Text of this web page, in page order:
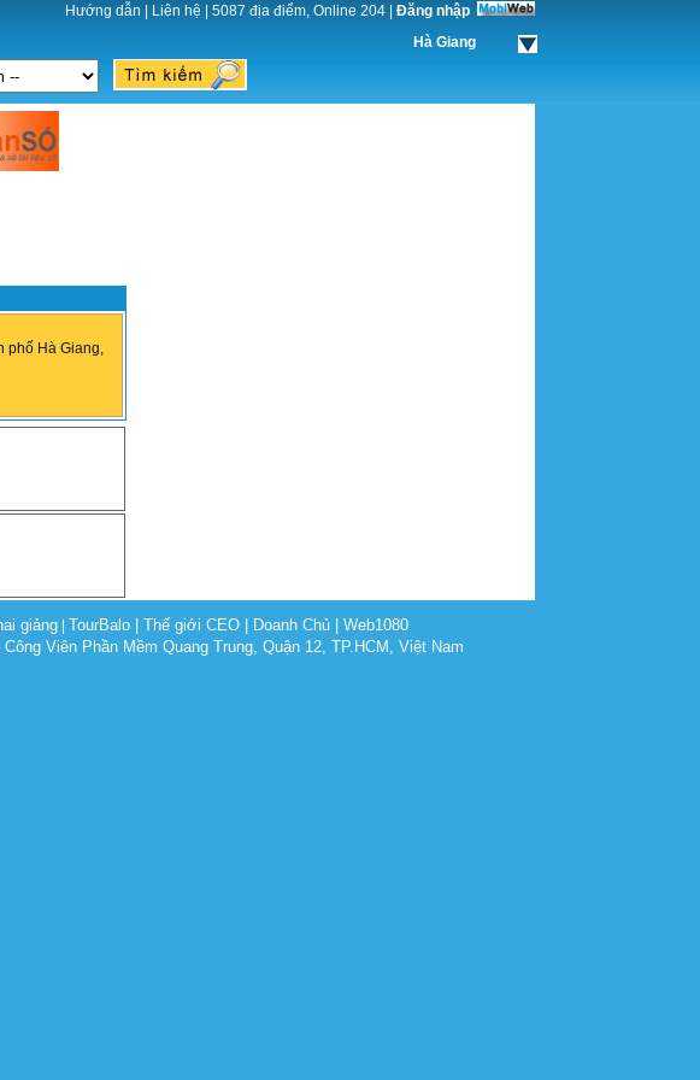
Hướng dẫn Liên hệ 5087 địa điểm, Online 204
Đăng nhập
Hà Giang
phố Hà Giang,
giảng| TourBalo Thế giới CEO Doanh Chủ
Web1080
Viên Phần Mềm Quang Trung, Quận 12, TP.HCM, Việt Nam